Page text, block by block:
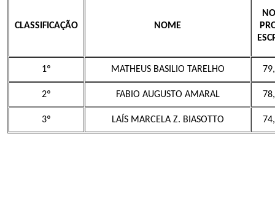
CLASSIFICAÇÃO NOME
1º MATHEUS BASILIO TARELHO
2º FABIO AUGUSTO AMARAL
3º LAÍS MARCELA Z. BIASOTTO